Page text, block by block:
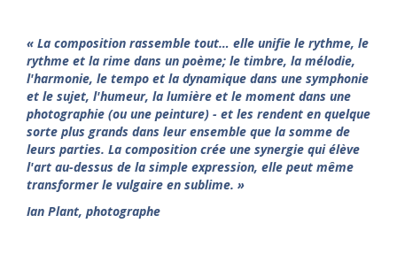
« La composition rassemble tout… elle unifie le rythme, le
rythme et la rime dans un poème; le timbre, la mélodie,
l'harmonie, le tempo et la dynamique dans une symphonie
et le sujet, l'humeur, la lumière et le moment dans une
photographie (ou une peinture) - et les rendent en quelque
sorte plus grands dans leur ensemble que la somme de
leurs parties. La composition crée une synergie qui élève
l'art au-dessus de la simple expression, elle peut même
transformer le vulgaire en sublime. »
Ian Plant, photographe